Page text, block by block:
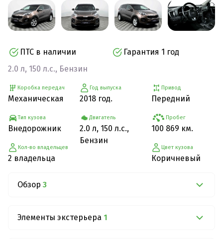
ПТС в наличии
Гарантия 1 год
2.0 л, 150 л.с., Бензин
Коробка передач
Механическая
Тип кузова
Внедорожник
Кол-во владельцев
2 владельца
Год выпуска
2018 год.
Двигатель
2.0 л, 150 л.с.,
Бензин
Привод
Передний
Пробег
100 869 км.
Цвет кузова
Коричневый
Обзор 3
Элементы экстерьера 1